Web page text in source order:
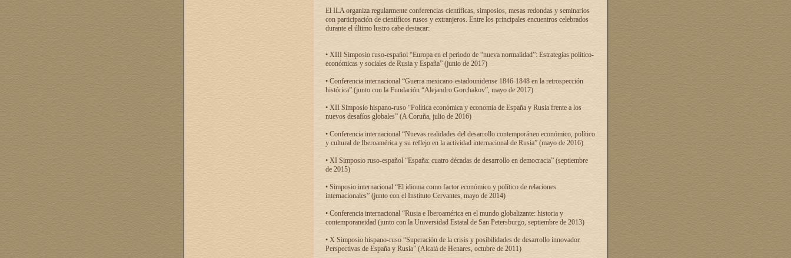
El ILA organiza regularmente conferencias científicas, simposios, mesas redondas y seminarios
con participación de científicos rusos y extranjeros. Entre los principales encuentros celebrados
durante el último lustro cabe destacar:
• XIII Simposio ruso-español “Europa en el periodo de “nueva normalidad”: Estrategias político-
económicas y sociales de Rusia y España” (junio de 2017)
• Conferencia internacional “Guerra mexicano-estadounidense 1846-1848 en la retrospección
histórica” (junto con la Fundación “Alejandro Gorchakov”, mayo de 2017)
• XII Simposio hispano-ruso “Política económica y economía de España y Rusia frente a los
nuevos desafíos globales” (A Coruña, julio de 2016)
• Conferencia internacional “Nuevas realidades del desarrollo contemporáneo económico, político
y cultural de Iberoamérica y su reflejo en la actividad internacional de Rusia” (mayo de 2016)
• XI Simposio ruso-español “España: cuatro décadas de desarrollo en democracia” (septiembre
de 2015)
• Simposio internacional “El idioma como factor económico y político de relaciones
internacionales” (junto con el Instituto Cervantes, mayo de 2014)
• Conferencia internacional “Rusia e Iberoamérica en el mundo globalizante: historia y
contemporaneidad (junto con la Universidad Estatal de San Petersburgo, septiembre de 2013)
• X Simposio hispano-ruso “Superación de la crisis y posibilidades de desarrollo innovador.
Perspectivas de España y Rusia” (Alcalá de Henares, octubre de 2011)